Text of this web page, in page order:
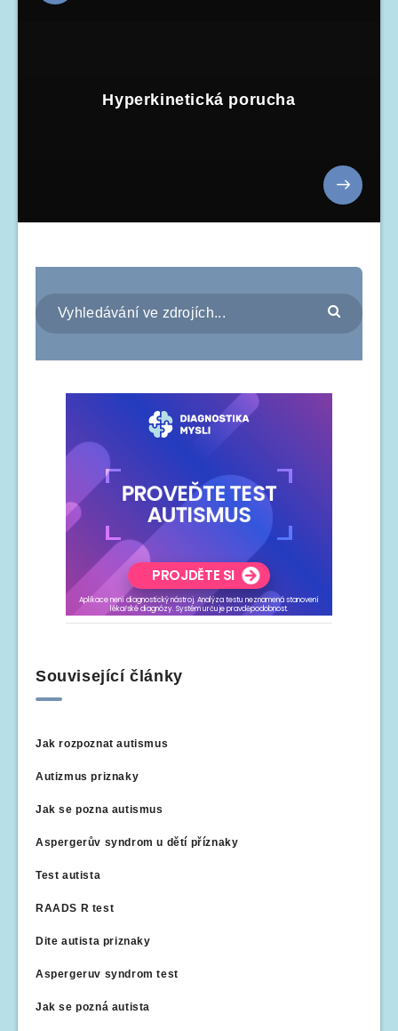
Hyperkinetická porucha
Související články
Jak rozpoznat autismus
Autizmus priznaky
Jak se pozna autismus
Aspergerův syndrom u dětí příznaky
Test autista
RAADS R test
Dite autista priznaky
Aspergeruv syndrom test
Jak se pozná autista